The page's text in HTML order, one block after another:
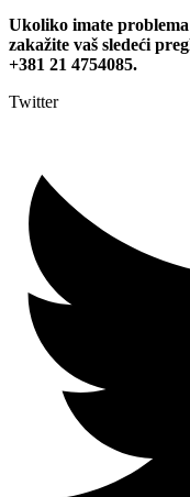
Ukoliko imate
zakažite vaš sledeći
+381 21 4754085.
Twitter